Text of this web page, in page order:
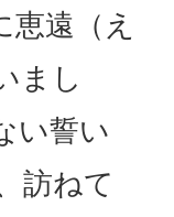
遠（え
まし
い誓い
訪ねて